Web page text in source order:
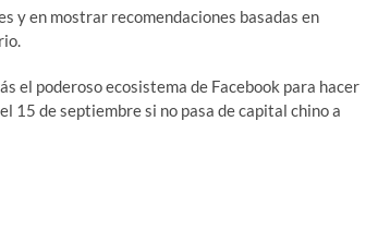
y en mostrar recomendaciones basadas en
el poderoso ecosistema de Facebook para hacer
15 de septiembre si no pasa de capital chino a